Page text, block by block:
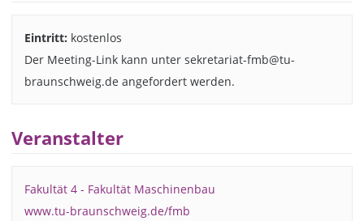
Eintritt: kostenlos
Der Meeting-Link kann unter sekretariat-fmb@tu-
braunschweig.de angefordert werden.
Veranstalter
Fakultät 4 - Fakultät Maschinenbau
www.tu-braunschweig.de/fmb